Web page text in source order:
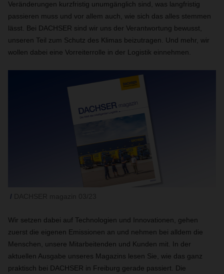
Veränderungen kurzfristig unumgänglich sind, was langfristig
passieren muss und vor allem auch, wie sich das alles stemmen
lässt. Bei DACHSER sind wir uns der Verantwortung bewusst,
unseren Teil zum Schutz des Klimas beizutragen. Und mehr, wir
wollen dabei eine Vorreiterrolle in der Logistik einnehmen.
Wir setzen dabei auf Technologien und Innovationen, gehen
zuerst die eigenen Emissionen an und nehmen bei alldem die
Menschen, unsere Mitarbeitenden und Kunden mit. In der
aktuellen Ausgabe unseres Magazins lesen Sie, wie das ganz
praktisch bei DACHSER in Freiburg gerade passiert. Die